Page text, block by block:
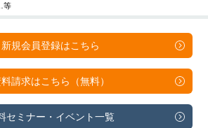
等
新規会員登録はこちら
料請求はこちら（無料）
セミナー・ イベント一覧